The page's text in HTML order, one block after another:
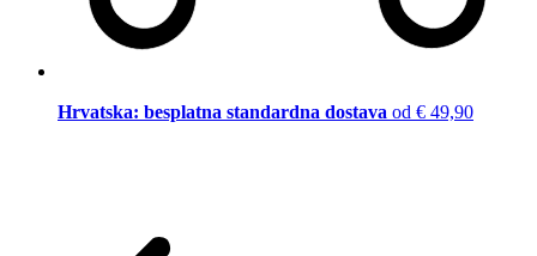
Hrvatska: besplatna standardna dostava od € 49,90